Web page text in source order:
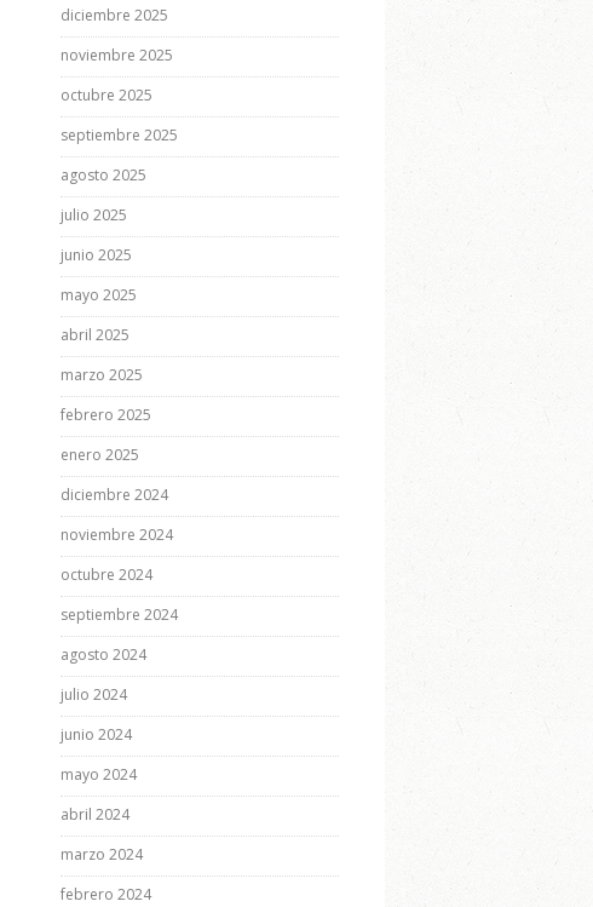
diciembre 2025
noviembre 2025
octubre 2025
septiembre 2025
agosto 2025
julio 2025
junio 2025
mayo 2025
abril 2025
marzo 2025
febrero 2025
enero 2025
diciembre 2024
noviembre 2024
octubre 2024
septiembre 2024
agosto 2024
julio 2024
junio 2024
mayo 2024
abril 2024
marzo 2024
febrero 2024